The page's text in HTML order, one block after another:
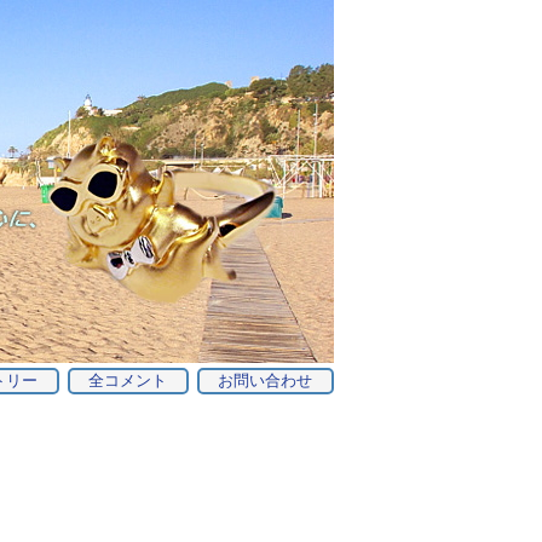
お問い合わせ
全コメント
リー